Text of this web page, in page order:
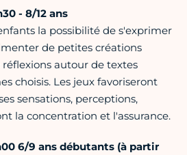
- 8/12 ans
la possibilité de s'exprimer
de petites créations
autour de textes
choisis. Les jeux favoriseront
sensations, perceptions,
la concentration et l'assurance.
6/9 ans débutants (à partir